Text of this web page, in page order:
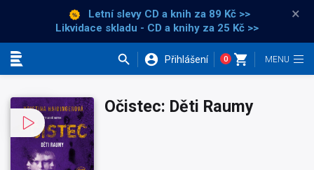
Letní slevy CD a knih za 89 Kč >>
Likvidace skladu - CD a knihy za 25 Kč >>
×
Přihlášení 0
Očistec: Děti Raumy